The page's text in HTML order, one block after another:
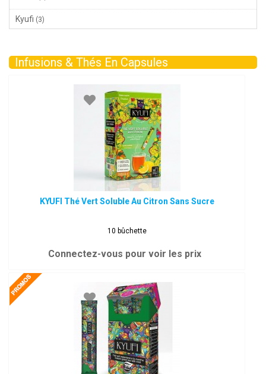
Kyufi (3)
Infusions & Thés En Capsules
KYUFI Thé Vert Soluble Au Citron Sans Sucre
10 bûchette
Connectez-vous pour voir les prix